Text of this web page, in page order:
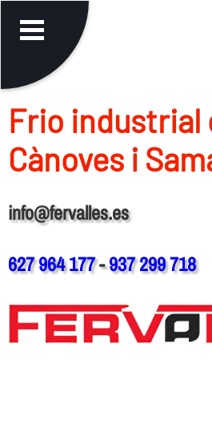
Frio industrial
Cànoves i
info@fervalles.es
627 964 177-937 299 718